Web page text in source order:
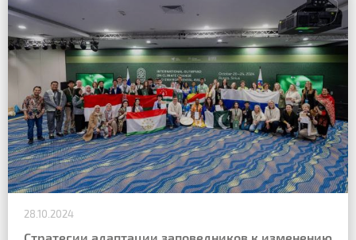
28.10.2024
Стратегии адаптации заповедников к изменению